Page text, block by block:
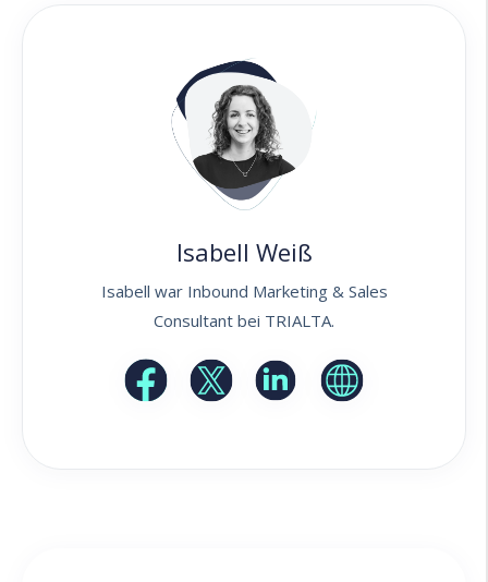
Isabell Weiß
Isabell war Inbound Marketing & Sales
Consultant bei TRIALTA.